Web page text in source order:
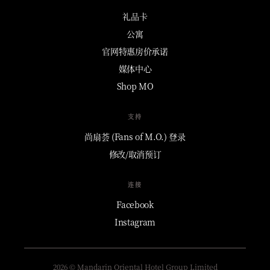
礼品卡
公寓
官网特惠房价承诺
媒体中心
Shop MO
支持
尚扇荟 (Fans of M.O.) 登录
修改/取消预订
连接
Facebook
Instagram
2026 © Mandarin Oriental Hotel Group Limited